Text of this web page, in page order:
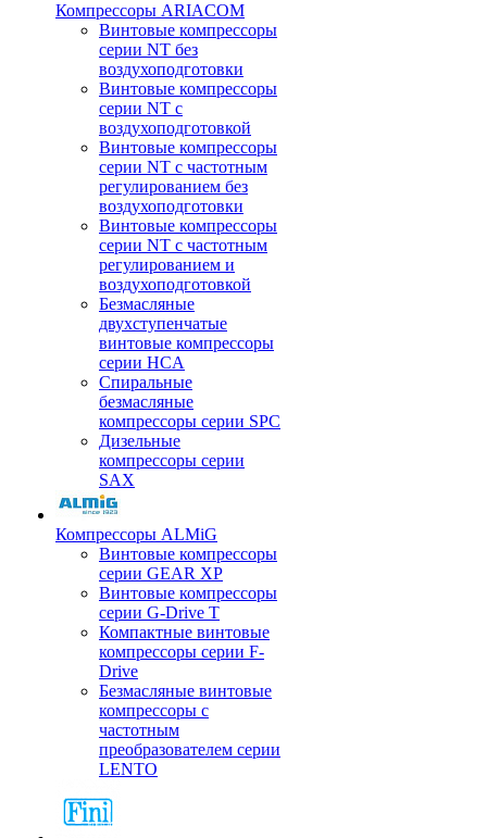
Компрессоры ARIACOM
Винтовые компрессоры
серии NT без
воздухоподготовки
Винтовые компрессоры
серии NT c
воздухоподготовкой
Винтовые компрессоры
серии NT с частотным
регулированием без
воздухоподготовки
Винтовые компрессоры
серии NT с частотным
регулированием и
воздухоподготовкой
Безмасляные
двухступенчатые
винтовые компрессоры
серии HCA
Спиральные
безмасляные
компрессоры серии SPC
Дизельные
компрессоры серии
SAX
Компрессоры ALMiG
Винтовые компрессоры
серии GEAR XP
Винтовые компрессоры
серии G-Drive T
Компактные винтовые
компрессоры серии F-
Drive
Безмасляные винтовые
компрессоры с
частотным
преобразователем серии
LENTO